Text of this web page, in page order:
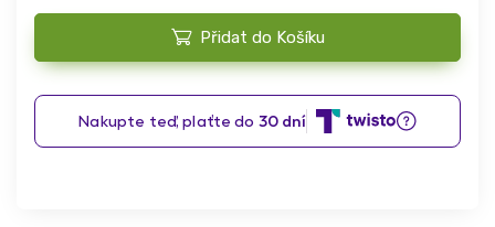
Přidat do Košíku